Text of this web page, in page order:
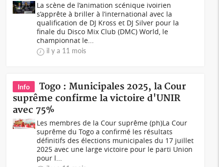
La scène de l’animation scénique ivoirien
s’apprête à briller à l’international avec la
qualification de DJ Kross et DJ Silver pour la
finale du Disco Mix Club (DMC) World, le
championnat le...
il y a 11 mois
Info
Togo : Municipales 2025, la Cour
suprême confirme la victoire d'UNIR
avec 75%
Les membres de la Cour suprême (ph)La Cour
suprême du Togo a confirmé les résultats
définitifs des élections municipales du 17 juillet
2025 avec une large victoire pour le parti Union
pour l...